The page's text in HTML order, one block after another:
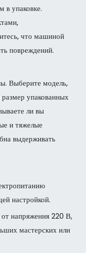
в упаковке.
что машиной
повреждений.
Выберите модель,
упакованных
ли вы
и тяжелые
выдерживать
настройкой.
напряжения 220 В,
мастерских или